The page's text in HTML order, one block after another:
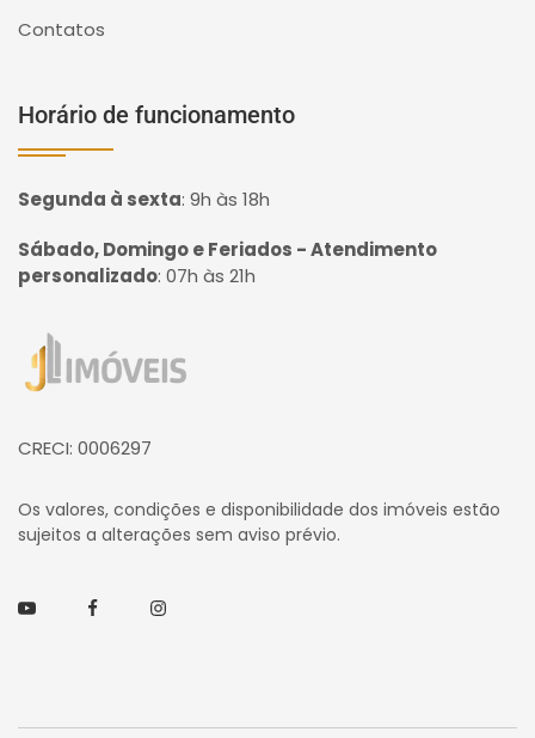
Contatos
Horário de funcionamento
Segunda à sexta: 9h às 18h
Sábado, Domingo e Feriados - Atendimento
personalizado: 07h às 21h
Página inicial
CRECI: 0006297
Os valores, condições e disponibilidade dos imóveis estão
sujeitos a alterações sem aviso prévio.
YoutubeFacebookInstagram